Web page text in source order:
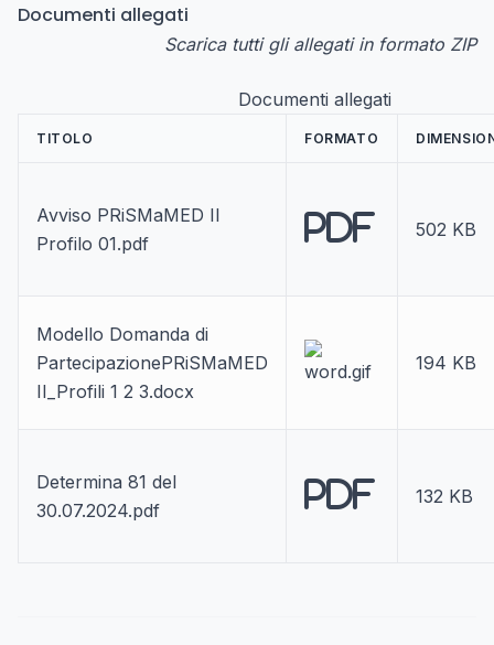
Documenti allegati
Scarica tutti gli allegati in formato ZIP
Documenti allegati
TITOLO FORMATO
Avviso PRiSMaMED II
Profilo 01.pdf
PDF 502 KB
Modello Domanda di
PartecipazionePRiSMaMED
II_Profili 1 2 3.docx
194 KB
Determina 81 del
30.07.2024.pdf
PDF 132 KB